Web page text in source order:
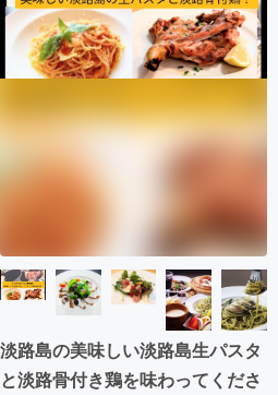
映像・映画
ビジネス・起業
まちづくり・地域活性化
CAMPFIRE for Social Good
CAMPFIREふるさと納税
淡路島の美味しい淡路島生パスタ
と淡路骨付き鶏を味わってくださ